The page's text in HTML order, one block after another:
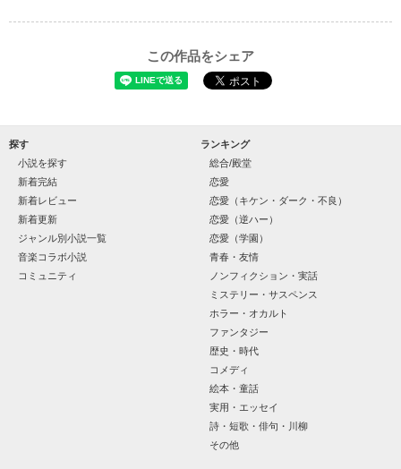
再会した恋は、ライバルの登場で大きく動き出す──。
作品を読む
「瑠莉に一目惚れしたんだよ……悪いかよ」
金髪に近い明るい髪色
片耳には琥珀色のピアス
ほとんど笑顔なんて見せたことがなくてぶっきらぼう
そんな性格と見た目のせいで学校中のみんなから
“不良”と避けられている天地くんだった。
怖くて近づいてはいけない人だと思っていたのに
「なんかあったら連絡して。すぐ助けに行く」
噂や見た目とは違って、私にはすごく優しい
この作品をシェア
探す
小説を探す
新着完結
新着レビュー
新着更新
ジャンル別小説一覧
音楽コラボ小説
コミュニティ
ランキング
総合/殿堂
恋愛
恋愛（キケン・ダーク・不良）
恋愛（逆ハー）
恋愛（学園）
青春・友情
ノンフィクション・実話
ミステリー・サスペンス
ホラー・オカルト
ファンタジー
歴史・時代
コメディ
絵本・童話
実用・エッセイ
詩・短歌・俳句・川柳
その他